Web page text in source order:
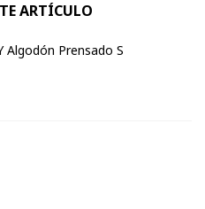
ARTÍCULO
Algodón Prensado S